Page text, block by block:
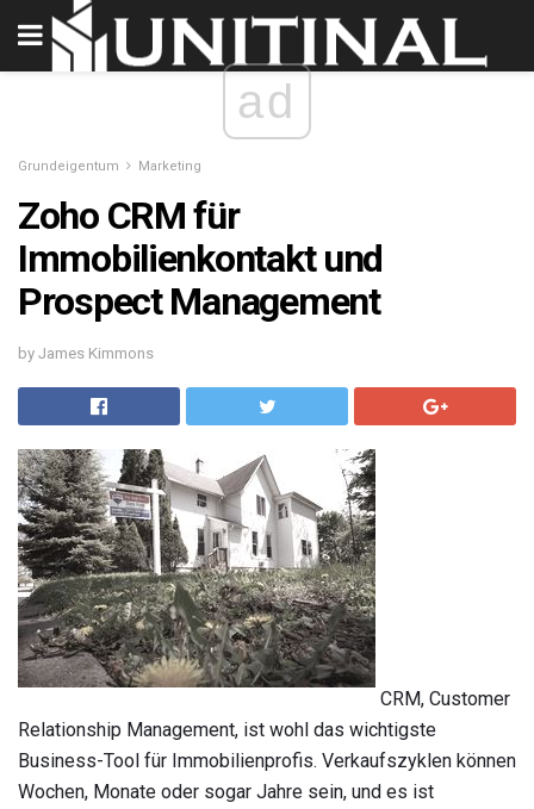
ad
Grundeigentum Marketing
Zoho CRM für
Immobilienkontakt und
Prospect Management
by James Kimmons
CRM, Customer
Relationship Management, ist wohl das wichtigste
Business-Tool für Immobilienprofis. Verkaufszyklen können
Wochen, Monate oder sogar Jahre sein, und es ist